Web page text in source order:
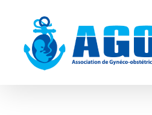
content